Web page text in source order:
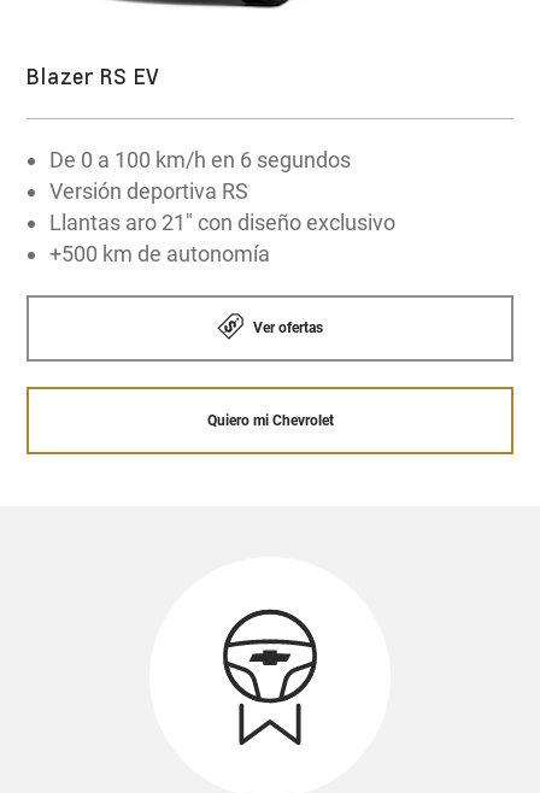
momento a bordo de tu auto.
Explorar la tecnología OnStar
Blazer RS EV
De 0 a 100 km/h en 6 segundos
Versión deportiva RS
Llantas aro 21" con diseño exclusivo
+500 km de autonomía
Ver ofertas
Quiero mi Chevrolet